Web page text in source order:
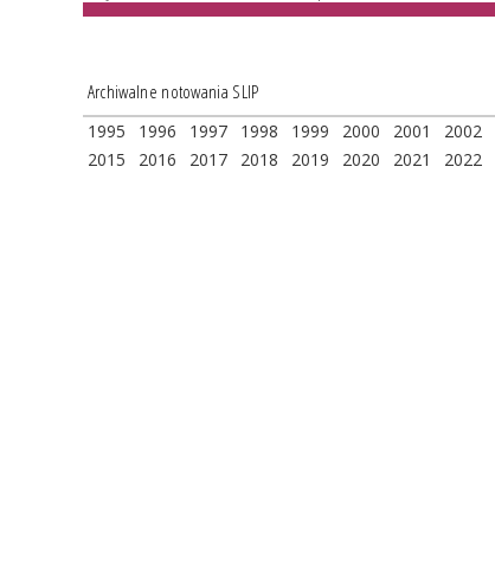
Archiwalne notowania SLIP
1995 1996 1997 1998 1999 2000 2001 2002
2015
2016 2017 2018 2019 2020 2021 2022